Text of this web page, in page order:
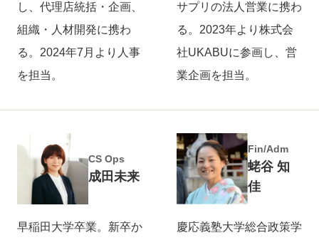
し、代理店統括・企画、
組織・人材開発に携わ
る。2024年7月より人事
を担当。
サプリの法人営業に携わ
る。2023年より株式会
社UKABUに参画し、営
業企画を担当。
CS Ops
成田未来
早稲田大学卒業。新卒か
Fin/Adm
蛯谷 知
佳
慶応義塾大学総合政策学